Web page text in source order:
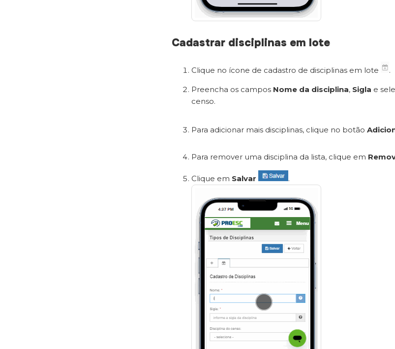
Cadastrar disciplinas em lote
Clique no ícone de cadastro de disciplinas em lote .
Preencha os campos Nome da disciplina, Sigla e
censo.
Para adicionar mais disciplinas, clique no botão
Para remover uma disciplina da lista, clique em
Clique em Salvar .